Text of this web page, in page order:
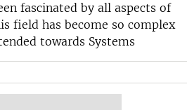
fascinated by all aspects of
field has become so complex
towards Systems